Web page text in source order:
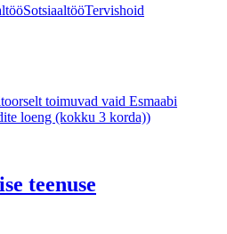
SotsiaaltööTervishoid
toimuvad vaid Esmaabi
loeng (kokku 3 korda))
teenuse